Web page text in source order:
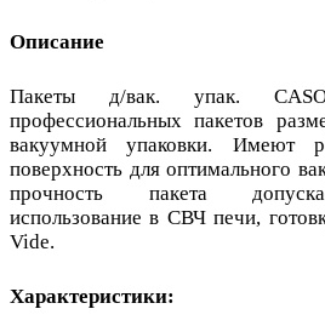
Описание
Пакеты д/вак. упак.
профессиональных пакетов
вакуумной упаковки. Имеют
поверхность для оптимального
прочность пакета
использование в СВЧ печи,
Vide.
Характеристики: